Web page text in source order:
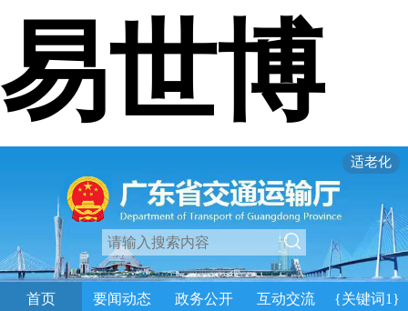
易世博
适老化
首页 要闻动态 政务公开 互动交流 {关键词1}